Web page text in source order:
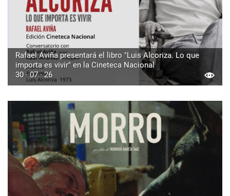
Rafael Aviña presentará el libro "Luis Alcoriza. Lo que
importa es vivir" en la Cineteca Nacional
30 · 07 · 26